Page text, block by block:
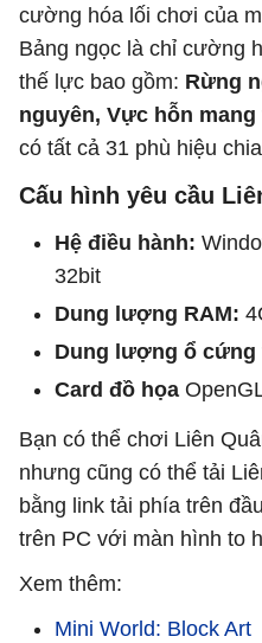
cường hóa lối chơi của
Bảng ngọc là chỉ cường
thế lực bao gồm: Rừng
nguyên, Vực hỗn
có tất cả 31 phù hiệu
Cấu hình yêu cầu
Hệ điều hành:
32bit
Dung lượng RAM:
Dung lượng ổ cứng
Card đồ họa
Bạn có thể chơi Liên
nhưng cũng có thể tải
bằng link tải phía trên
trên PC với màn hình to
Xem thêm:
Mini World: Block Art